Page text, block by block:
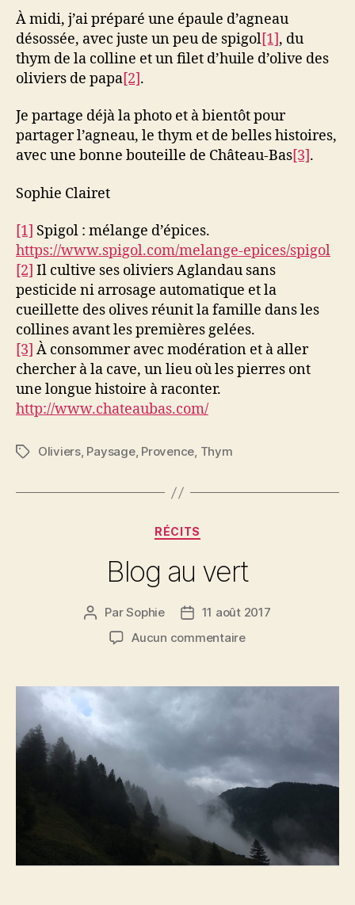
À midi, j’ai préparé une épaule d’agneau
désossée, avec juste un peu de spigol[1], du
thym de la colline et un filet d’huile d’olive des
oliviers de papa[2].
Je partage déjà la photo et à bientôt pour
partager l’agneau, le thym et de belles histoires,
avec une bonne bouteille de Château-Bas[3].
Sophie Clairet
[1] Spigol : mélange d’épices.
https://www.spigol.com/melange-epices/spigol
[2] Il cultive ses oliviers Aglandau sans
pesticide ni arrosage automatique et la
cueillette des olives réunit la famille dans les
collines avant les premières gelées.
[3] À consommer avec modération et à aller
chercher à la cave, un lieu où les pierres ont
une longue histoire à raconter.
http://www.chateaubas.com/
Étiquettes
Oliviers, Paysage, Provence, Thym
Catégories
RÉCITS
Blog au vert
Auteur
l’article
ParSophie
Date11 août 2017
Aucun commentairesur
vert